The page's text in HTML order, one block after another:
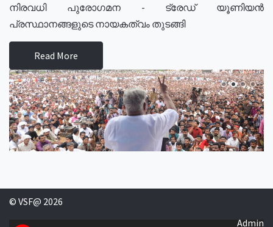
നിരവധി പുരോഗമന - ട്രേഡ് യൂണിയൻ
പ്രസ്ഥാനങ്ങളുടെ നായകത്വം തുടങ്ങി
Read More
© VSF@ 2026
Admin